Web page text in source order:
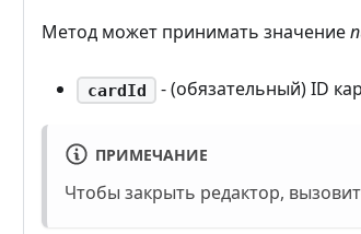
Метод может принимать значение
cardId - (обязательный) ID
ПРИМЕЧАНИЕ
Чтобы закрыть редактор,